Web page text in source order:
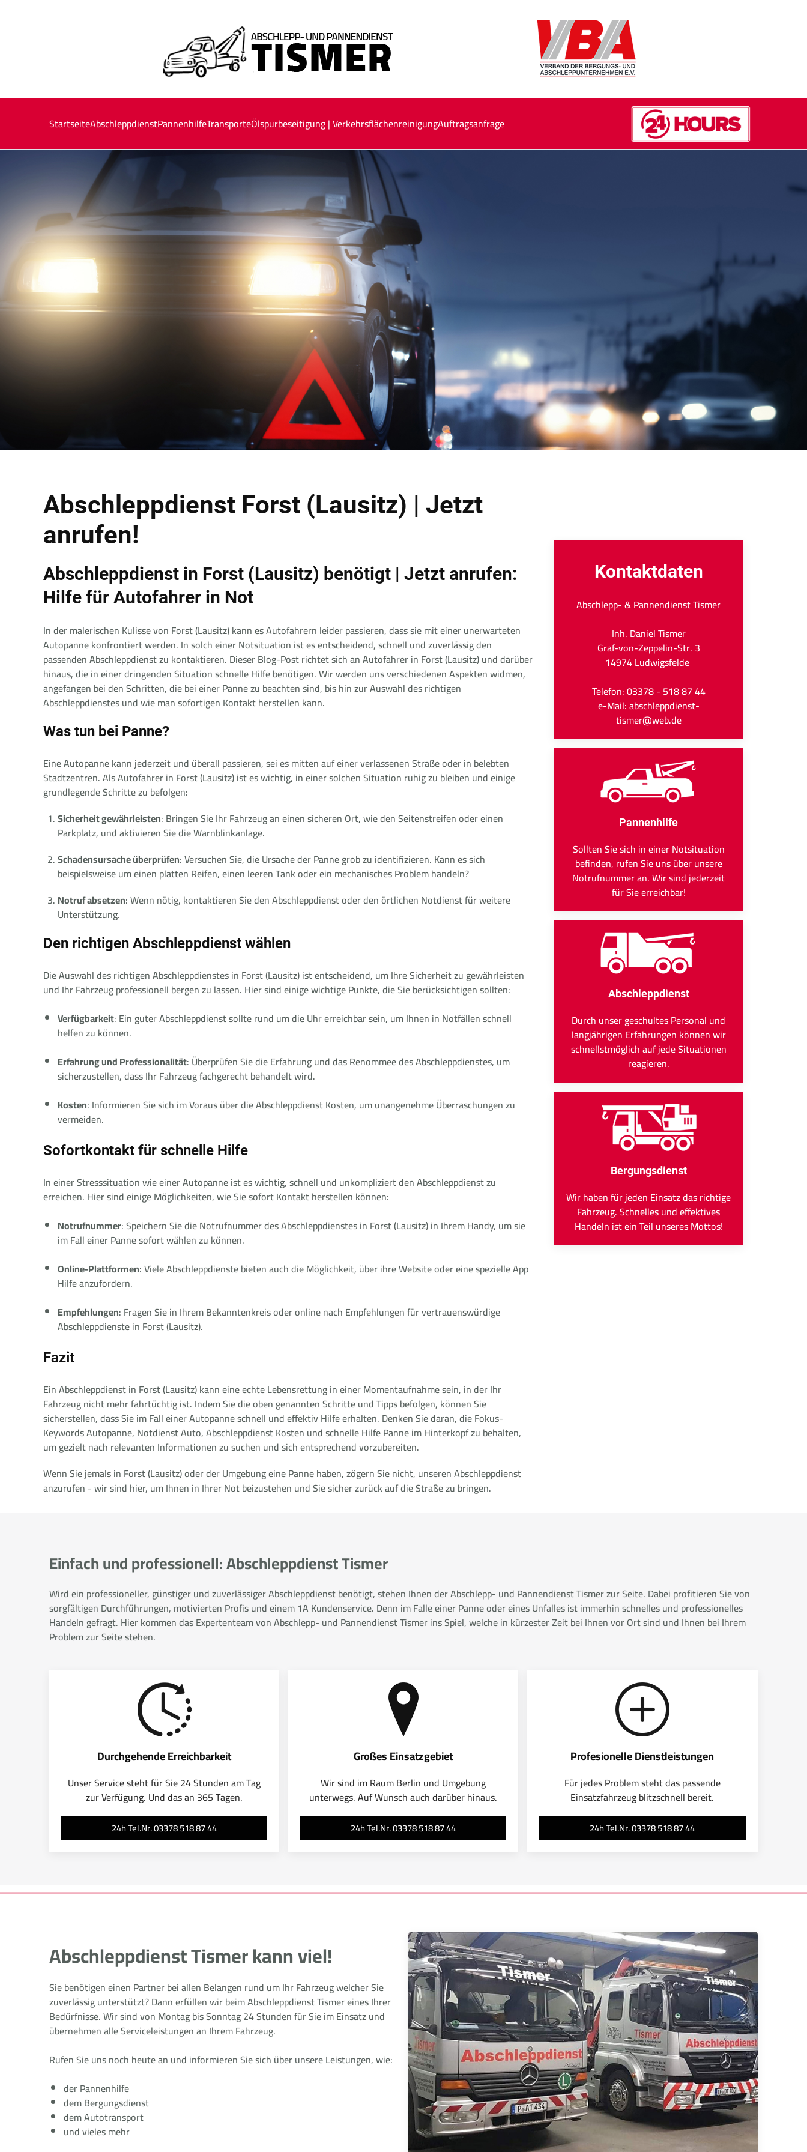
StartseiteAbschleppdienstPannenhilfeTransporteÖlspurbeseitigung | VerkehrsflächenreinigungAuftragsanfrage
Abschleppdienst Forst (Lausitz) | Jetzt
anrufen!
Abschleppdienst in Forst (Lausitz) benötigt | Jetzt anrufen:
Hilfe für Autofahrer in Not
In der malerischen Kulisse von Forst (Lausitz) kann es Autofahrern leider passieren, dass sie mit einer unerwarteten
Autopanne konfrontiert werden. In solch einer Notsituation ist es entscheidend, schnell und zuverlässig den
passenden Abschleppdienst zu kontaktieren. Dieser Blog-Post richtet sich an Autofahrer in Forst (Lausitz) und darüber
hinaus, die in einer dringenden Situation schnelle Hilfe benötigen. Wir werden uns verschiedenen Aspekten widmen,
angefangen bei den Schritten, die bei einer Panne zu beachten sind, bis hin zur Auswahl des richtigen
Abschleppdienstes und wie man sofortigen Kontakt herstellen kann.
Was tun bei Panne?
Eine Autopanne kann jederzeit und überall passieren, sei es mitten auf einer verlassenen Straße oder in belebten
Stadtzentren. Als Autofahrer in Forst (Lausitz) ist es wichtig, in einer solchen Situation ruhig zu bleiben und einige
grundlegende Schritte zu befolgen:
Sicherheit gewährleisten: Bringen Sie Ihr Fahrzeug an einen sicheren Ort, wie den Seitenstreifen oder einen
Parkplatz, und aktivieren Sie die Warnblinkanlage.
Schadensursache überprüfen: Versuchen Sie, die Ursache der Panne grob zu identifizieren. Kann es sich
beispielsweise um einen platten Reifen, einen leeren Tank oder ein mechanisches Problem handeln?
Notruf absetzen: Wenn nötig, kontaktieren Sie den Abschleppdienst oder den örtlichen Notdienst für weitere
Unterstützung.
Den richtigen Abschleppdienst wählen
Die Auswahl des richtigen Abschleppdienstes in Forst (Lausitz) ist entscheidend, um Ihre Sicherheit zu gewährleisten
und Ihr Fahrzeug professionell bergen zu lassen. Hier sind einige wichtige Punkte, die Sie berücksichtigen sollten:
Verfügbarkeit: Ein guter Abschleppdienst sollte rund um die Uhr erreichbar sein, um Ihnen in Notfällen schnell
helfen zu können.
Erfahrung und Professionalität: Überprüfen Sie die Erfahrung und das Renommee des Abschleppdienstes, um
sicherzustellen, dass Ihr Fahrzeug fachgerecht behandelt wird.
Kosten: Informieren Sie sich im Voraus über die Abschleppdienst Kosten, um unangenehme Überraschungen zu
vermeiden.
Sofortkontakt für schnelle Hilfe
In einer Stresssituation wie einer Autopanne ist es wichtig, schnell und unkompliziert den Abschleppdienst zu
erreichen. Hier sind einige Möglichkeiten, wie Sie sofort Kontakt herstellen können:
Notrufnummer: Speichern Sie die Notrufnummer des Abschleppdienstes in Forst (Lausitz) in Ihrem Handy, um sie
im Fall einer Panne sofort wählen zu können.
Online-Plattformen: Viele Abschleppdienste bieten auch die Möglichkeit, über ihre Website oder eine spezielle App
Hilfe anzufordern.
Empfehlungen: Fragen Sie in Ihrem Bekanntenkreis oder online nach Empfehlungen für vertrauenswürdige
Abschleppdienste in Forst (Lausitz).
Fazit
Ein Abschleppdienst in Forst (Lausitz) kann eine echte Lebensrettung in einer Momentaufnahme sein, in der Ihr
Fahrzeug nicht mehr fahrtüchtig ist. Indem Sie die oben genannten Schritte und Tipps befolgen, können Sie
sicherstellen, dass Sie im Fall einer Autopanne schnell und effektiv Hilfe erhalten. Denken Sie daran, die Fokus-
Keywords Autopanne, Notdienst Auto, Abschleppdienst Kosten und schnelle Hilfe Panne im Hinterkopf zu behalten,
um gezielt nach relevanten Informationen zu suchen und sich entsprechend vorzubereiten.
Wenn Sie jemals in Forst (Lausitz) oder der Umgebung eine Panne haben, zögern Sie nicht, unseren Abschleppdienst
anzurufen - wir sind hier, um Ihnen in Ihrer Not beizustehen und Sie sicher zurück auf die Straße zu bringen.
Kontaktdaten
Abschlepp- & Pannendienst Tismer
Inh. Daniel Tismer
Graf-von-Zeppelin-Str. 3
14974 Ludwigsfelde
Telefon: 03378 - 518 87 44
e-Mail: abschleppdienst-
tismer@web.de
Pannenhilfe
Sollten Sie sich in einer Notsituation
befinden, rufen Sie uns über unsere
Notrufnummer an. Wir sind jederzeit
für Sie erreichbar!
Abschleppdienst
Durch unser geschultes Personal und
langjährigen Erfahrungen können wir
schnellstmöglich auf jede Situationen
reagieren.
Bergungsdienst
Wir haben für jeden Einsatz das richtige
Fahrzeug. Schnelles und effektives
Handeln ist ein Teil unseres Mottos!
Einfach und professionell: Abschleppdienst Tismer
Wird ein professioneller, günstiger und zuverlässiger Abschleppdienst benötigt, stehen Ihnen der Abschlepp- und Pannendienst Tismer zur Seite. Dabei profitieren Sie von
sorgfältigen Durchführungen, motivierten Profis und einem 1A Kundenservice. Denn im Falle einer Panne oder eines Unfalles ist immerhin schnelles und professionelles
Handeln gefragt. Hier kommen das Expertenteam von Abschlepp- und Pannendienst Tismer ins Spiel, welche in kürzester Zeit bei Ihnen vor Ort sind und Ihnen bei Ihrem
Problem zur Seite stehen.
Durchgehende Erreichbarkeit
Unser Service steht für Sie 24 Stunden am Tag
zur Verfügung. Und das an 365 Tagen.
24h Tel.Nr. 03378 518 87 44
Großes Einsatzgebiet
Wir sind im Raum Berlin und Umgebung
unterwegs. Auf Wunsch auch darüber hinaus.
24h Tel.Nr. 03378 518 87 44
Profesionelle Dienstleistungen
Für jedes Problem steht das passende
Einsatzfahrzeug blitzschnell bereit.
24h Tel.Nr. 03378 518 87 44
Abschleppdienst Tismer kann viel!
Sie benötigen einen Partner bei allen Belangen rund um Ihr Fahrzeug welcher Sie
zuverlässig unterstützt? Dann erfüllen wir beim Abschleppdienst Tismer eines Ihrer
Bedürfnisse. Wir sind von Montag bis Sonntag 24 Stunden für Sie im Einsatz und
übernehmen alle Serviceleistungen an Ihrem Fahrzeug.
Rufen Sie uns noch heute an und informieren Sie sich über unsere Leistungen, wie:
der Pannenhilfe
dem Bergungsdienst
dem Autotransport
und vieles mehr